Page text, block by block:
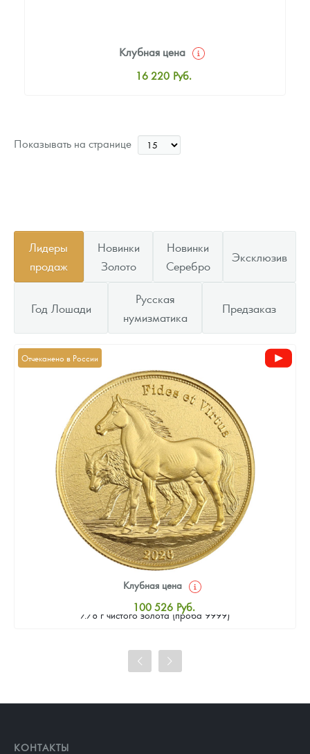
Клубная цена
16 220 Руб.
Цена выкупа
Звоните
Показывать на странице
Лидеры
продаж
Новинки
Золото
Новинки
Серебро
Эксклюзив
Год Лошади
Русская
нумизматика
Предзаказ
Отчеканено в России
7.78 г чистого золота (проба 9999)
Клубная цена
100 526 Руб.
Стандартная цена
Цена выкупа
КОНТАКТЫ